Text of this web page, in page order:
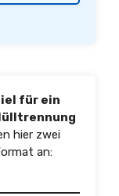
für ein
hier zwei
an: